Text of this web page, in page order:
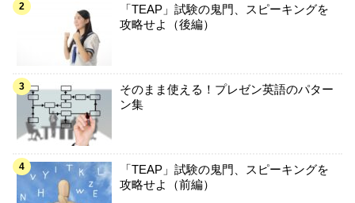
「TEAP」試験の鬼門、スピーキングを
攻略せよ（後編）
そのまま使える！プレゼン英語のパター
ン集
「TEAP」試験の鬼門、スピーキングを
攻略せよ（前編）